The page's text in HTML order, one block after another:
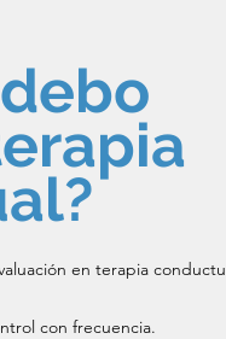
en terapia
con frecuencia.